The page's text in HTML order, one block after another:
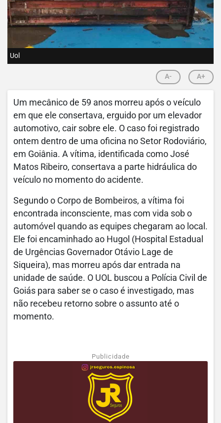
Uol
A- A+
Um mecânico de 59 anos morreu após o veículo
em que ele consertava, erguido por um elevador
automotivo, cair sobre ele. O caso foi registrado
ontem dentro de uma oficina no Setor Rodoviário,
em Goiânia. A vítima, identificada como José
Matos Ribeiro, consertava a parte hidráulica do
veículo no momento do acidente.
Segundo o Corpo de Bombeiros, a vítima foi
encontrada inconsciente, mas com vida sob o
automóvel quando as equipes chegaram ao local.
Ele foi encaminhado ao Hugol (Hospital Estadual
de Urgências Governador Otávio Lage de
Siqueira), mas morreu após dar entrada na
unidade de saúde. O UOL buscou a Polícia Civil de
Goiás para saber se o caso é investigado, mas
não recebeu retorno sobre o assunto até o
momento.
Publicidade